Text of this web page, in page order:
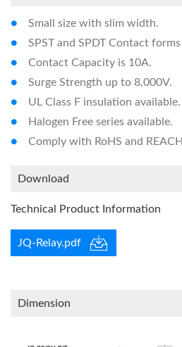
Small size with slim width.
SPST and SPDT Contact
Contact Capacity is 10A.
Surge Strength up to 8,000V.
UL Class F insulation available.
Halogen Free series available.
Comply with RoHS and
Download
Technical Product Information
JQ-Relay.pdf
Dimension